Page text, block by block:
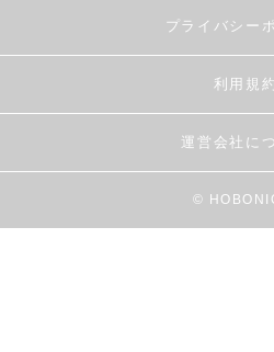
プライバシー
利用規約
運営会社に
©